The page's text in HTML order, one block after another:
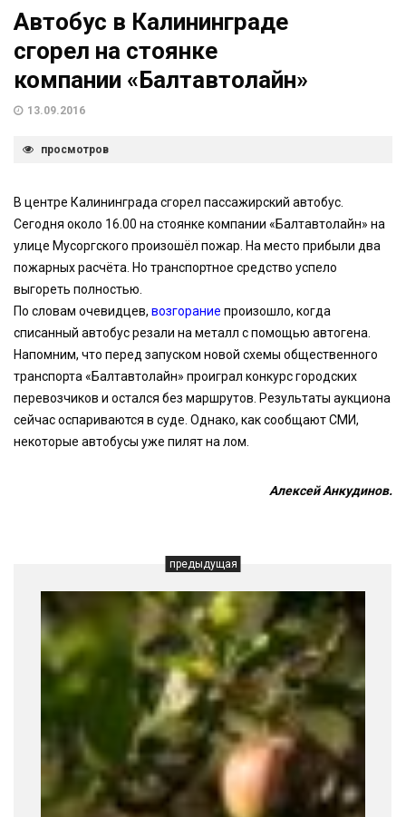
Автобус в Калининграде
сгорел на стоянке
компании «Балтавтолайн»
13.09.2016
просмотров
В центре Калининграда сгорел пассажирский автобус.
Сегодня около 16.00 на стоянке компании «Балтавтолайн» на
улице Мусоргского произошёл пожар. На место прибыли два
пожарных расчёта. Но транспортное средство успело
выгореть полностью.
По словам очевидцев, возгорание произошло, когда
списанный автобус резали на металл с помощью автогена.
Напомним, что перед запуском новой схемы общественного
транспорта «Балтавтолайн» проиграл конкурс городских
перевозчиков и остался без маршрутов. Результаты аукциона
сейчас оспариваются в суде. Однако, как сообщают СМИ,
некоторые автобусы уже пилят на лом.
Алексей Анкудинов.
предыдущая